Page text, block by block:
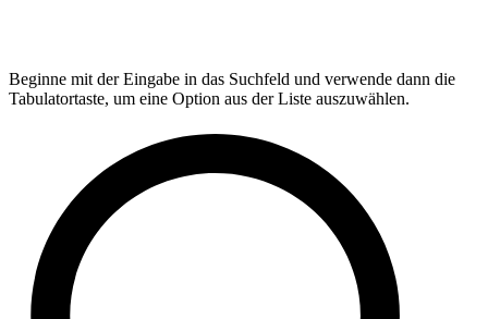
Beginne mit der Eingabe in das Suchfeld und verwende dann die
Tabulatortaste, um eine Option aus der Liste auszuwählen.